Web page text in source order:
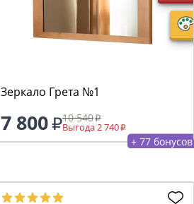
Зеркало Грета №1
7 800 10 540
Выгода 2 740
+ 77 бонусов